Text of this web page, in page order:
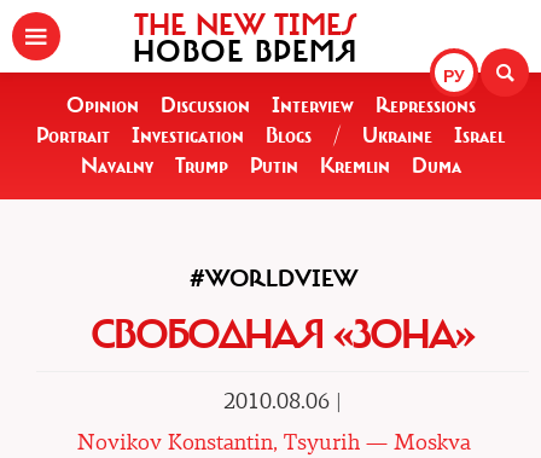
РУ
THE NEW TIMES
НОВОЕ ВРЕМЯ
Opinion Discussion Interview
Repressions
Portrait
Investigation Blogs / Ukraine
Israel
Navalny
Trump Putin Kremlin Duma
#WORLDVIEW
СВОБОДНАЯ «ЗОНА»
2010.08.06 |
Novikov Konstantin, Tsyurih — Moskva